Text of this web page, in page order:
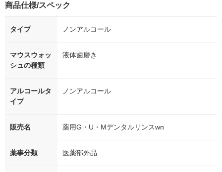
商品仕様/スペック
タイプ ノンアルコール
マウスウォッ
シュの種類
液体歯磨き
アルコールタ
イプ
ノンアルコール
販売名 薬用G・U・Mデンタルリンスwn
薬事分類 医薬部外品